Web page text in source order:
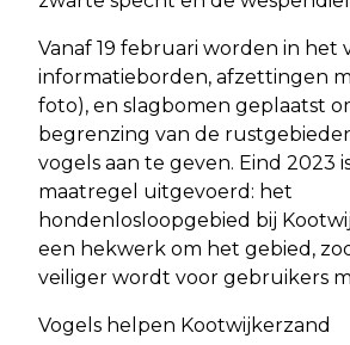
Vanaf 19 februari worden in het
informatieborden, afzettingen
foto), en slagbomen geplaatst
begrenzing van de
vogels aan te geven. Eind 2023
maatregel uitgevoerd: het
hondenlosloopgebied bij
een hekwerk om het gebied,
veiliger wordt voor gebruikers
Vogels helpen Kootwijkerzand